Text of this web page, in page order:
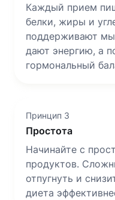
Каждый прием
белки, жиры и
поддерживают
дают энергию, а
гормональный
Принцип 3
Простота
Начинайте с
продуктов.
отпугнуть и
диета